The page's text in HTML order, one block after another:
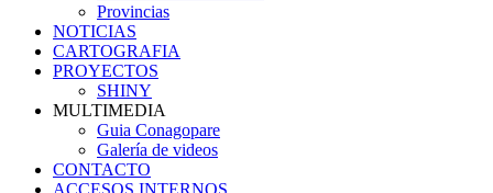
Provincias
NOTICIAS
CARTOGRAFIA
PROYECTOS
SHINY
MULTIMEDIA
Guia Conagopare
Galería de videos
CONTACTO
ACCESOS INTERNOS